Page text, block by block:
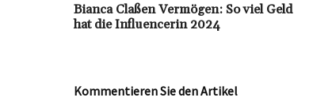
Bianca Claßen Vermögen: So viel Geld
hat die Influencerin 2024
Kommentieren Sie den Artikel